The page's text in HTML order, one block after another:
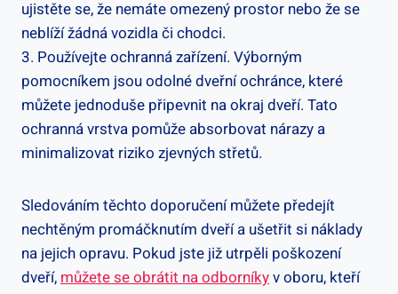
ujistěte se, že nemáte omezený prostor nebo že se
neblíží žádná vozidla či chodci.
3. Používejte ochranná zařízení. Výborným
pomocníkem jsou odolné dveřní ochránce, které
můžete jednoduše připevnit na okraj dveří. Tato
ochranná vrstva pomůže absorbovat nárazy a
minimalizovat riziko zjevných střetů.
Sledováním těchto doporučení můžete předejít
nechtěným promáčknutím dveří a ušetřit si náklady
na jejich opravu. Pokud jste již utrpěli poškození
dveří,můžete se obrátit na odborníkyv oboru, kteří